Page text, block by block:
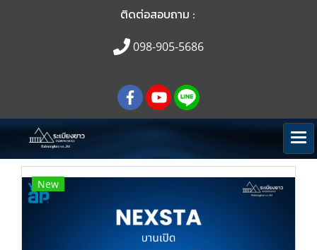
ติดต่อสอบถาม :
098-905-5686
New